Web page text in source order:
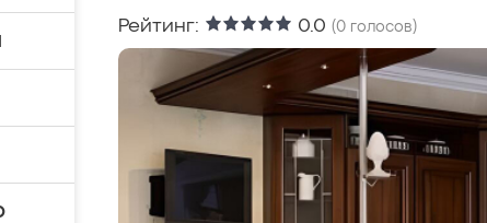
Рейтинг: 0.0 (0 голосов)